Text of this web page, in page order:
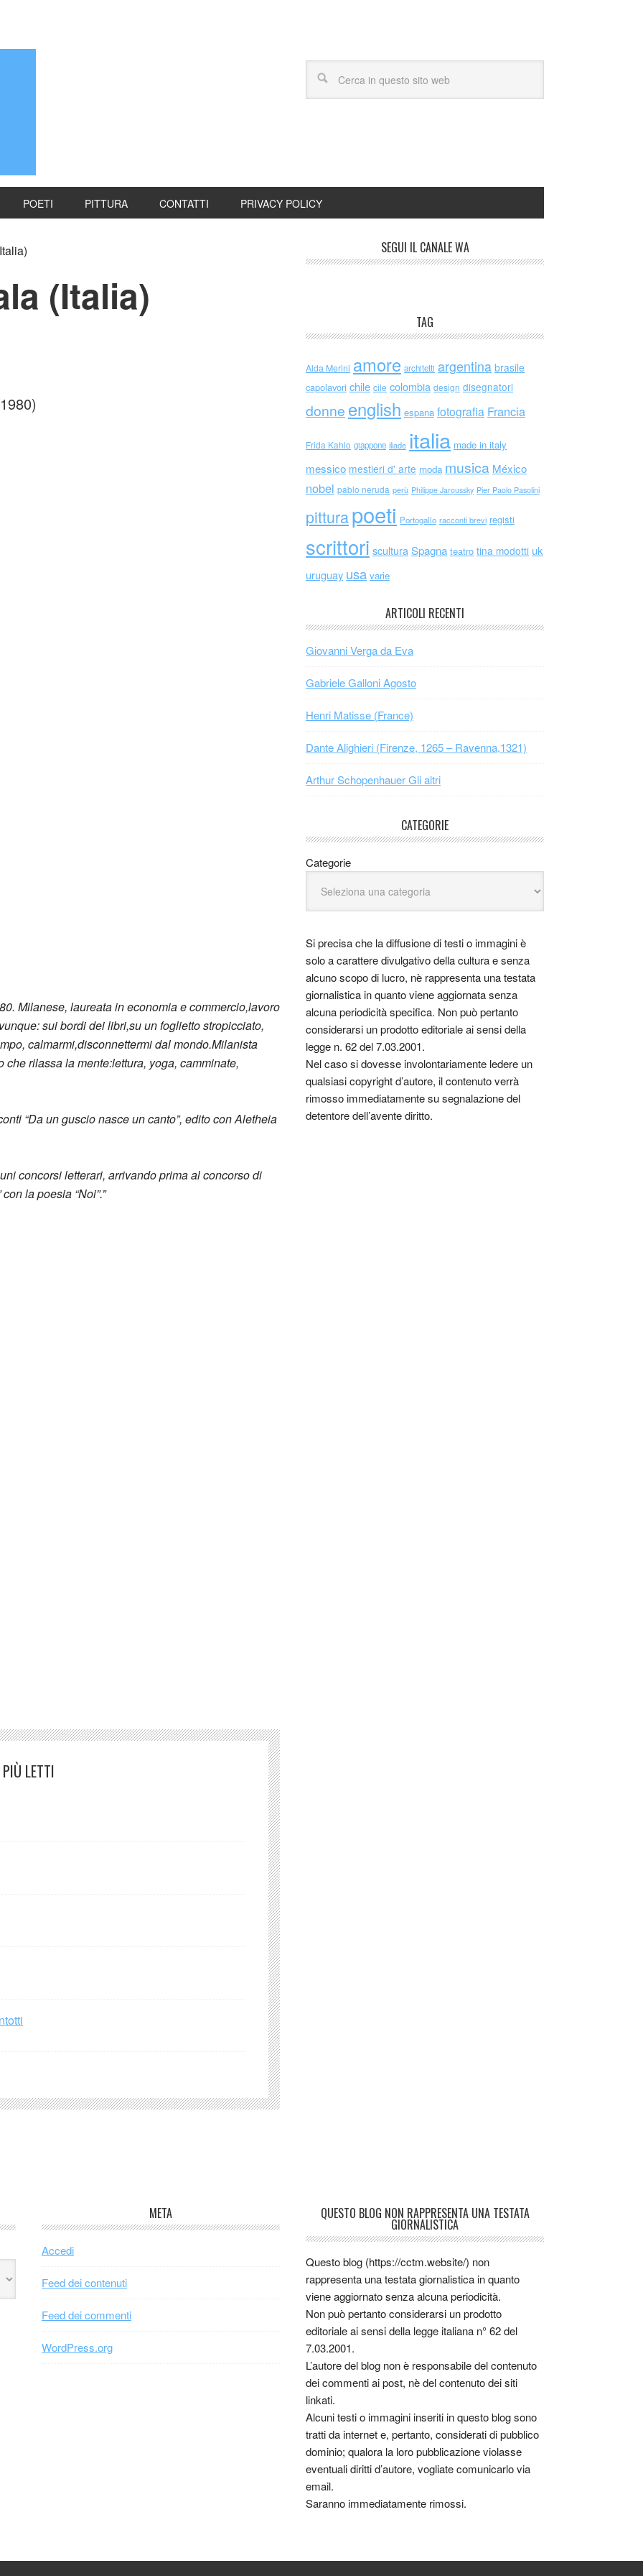
POETI PITTURA CONTATTI PRIVACY POLICY
(Italia)
Milanese, laureata in economia e commercio,lavoro
sui bordi dei libri,su un foglietto stropicciato,
calmarmi,disconnettermi dal mondo.Milanista
rilassa la mente:lettura, yoga, camminate,
“Da un guscio nasce un canto”, edito con Aletheia
concorsi letterari, arrivando prima al concorso di
la poesia “Noi”.”
PIÙ LETTI
SEGUI IL CANALE WA
TAG
Alda Merini amore architetti argentina brasile
capolavori chile cile colombia design disegnatori
donne english espana fotografia Francia
Frida Kahlo giappone iliade italia made in italy
messico mestieri d' arte moda musica México
nobel pablo neruda perù Philippe Jaroussky Pier Paolo Pasolini
pitturapoeti Portogallo racconti brevi registi
scrittori scultura Spagna teatro tina modotti uk
uruguay usa varie
ARTICOLI RECENTI
Giovanni Verga da Eva
Gabriele Galloni Agosto
Henri Matisse (France)
Dante Alighieri (Firenze, 1265 – Ravenna,1321)
Arthur Schopenhauer Gli altri
CATEGORIE
Categorie
Si precisa che la diffusione di testi o immagini è
solo a carattere divulgativo della cultura e senza
alcuno scopo di lucro, nè rappresenta una testata
giornalistica in quanto viene aggiornata senza
alcuna periodicità specifica. Non può pertanto
considerarsi un prodotto editoriale ai sensi della
legge n. 62 del 7.03.2001.
Nel caso si dovesse involontariamente ledere un
qualsiasi copyright d’autore, il contenuto verrà
rimosso immediatamente su segnalazione del
detentore dell’avente diritto.
META
Accedi
Feed dei contenuti
Feed dei commenti
WordPress.org
QUESTO BLOG NON RAPPRESENTA UNA TESTATA
GIORNALISTICA
Questo blog (https://cctm.website/) non
rappresenta una testata giornalistica in quanto
viene aggiornato senza alcuna periodicità.
Non può pertanto considerarsi un prodotto
editoriale ai sensi della legge italiana n° 62 del
7.03.2001.
L’autore del blog non è responsabile del contenuto
dei commenti ai post, nè del contenuto dei siti
linkati.
Alcuni testi o immagini inseriti in questo blog sono
tratti da internet e, pertanto, considerati di pubblico
dominio; qualora la loro pubblicazione violasse
eventuali diritti d’autore, vogliate comunicarlo via
email.
Saranno immediatamente rimossi.